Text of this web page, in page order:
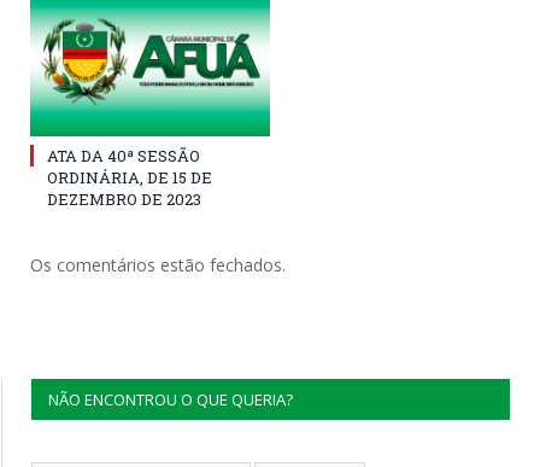
ATA DA 40ª SESSÃO
ORDINÁRIA, DE 15 DE
DEZEMBRO DE 2023
Os comentários estão fechados.
NÃO ENCONTROU O QUE QUERIA?